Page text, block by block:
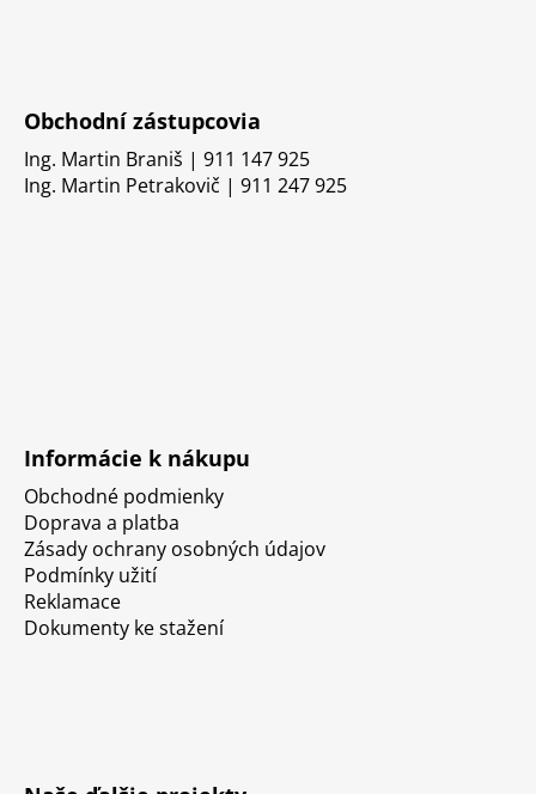
Obchodní zástupcovia
Ing. Martin Braniš | 911 147 925
Ing. Martin Petrakovič | 911 247 925
Informácie k nákupu
Obchodné podmienky
Doprava a platba
Zásady ochrany osobných údajov
Podmínky užití
Reklamace
Dokumenty ke stažení